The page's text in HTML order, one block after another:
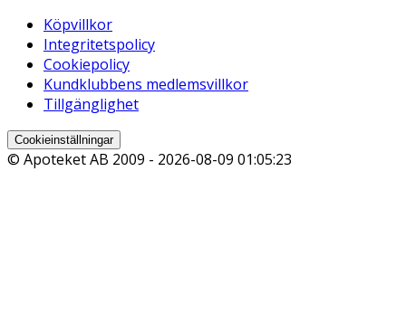
Köpvillkor
Integritetspolicy
Cookiepolicy
Kundklubbens medlemsvillkor
Tillgänglighet
Cookieinställningar
© Apoteket AB 2009 - 2026-08-09 01:05:23